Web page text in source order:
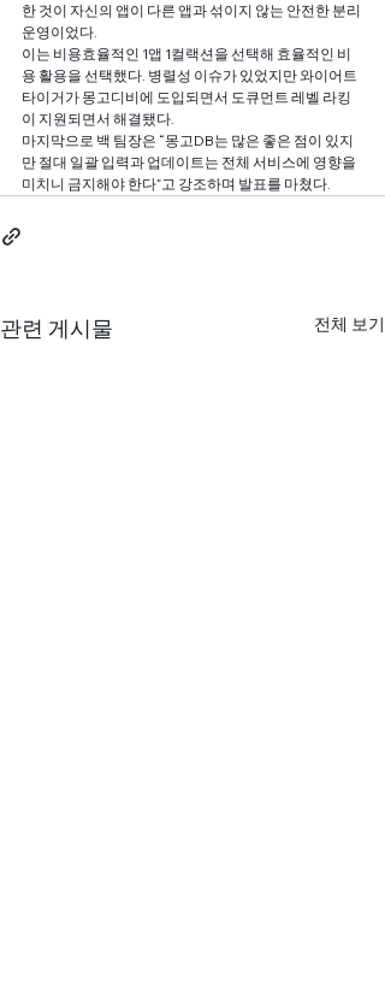
한 것이 자신의 앱이 다른 앱과 섞이지 않는 안전한 분리
운영이었다.
이는 비용효율적인 1앱 1컬랙션을 선택해 효율적인 비
용 활용을 선택했다. 병렬성 이슈가 있었지만 와이어트
타이거가 몽고디비에 도입되면서 도큐먼트 레벨 라킹
이 지원되면서 해결됐다.
마지막으로 백 팀장은 “몽고DB는 많은 좋은 점이 있지
만 절대 일괄 입력과 업데이트는 전체 서비스에 영향을
미치니 금지해야 한다”고 강조하며 발표를 마쳤다.
관련 게시물 전체 보기